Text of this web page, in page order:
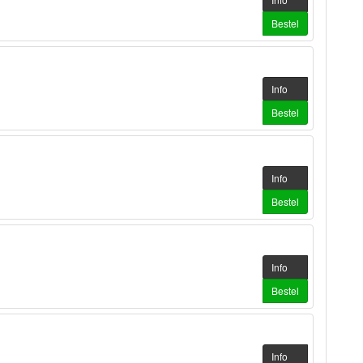
Bestel
Info
Bestel
Info
Bestel
Info
Bestel
Info